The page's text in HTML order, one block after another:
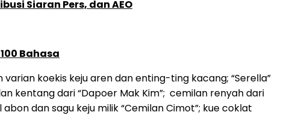
Siaran Pers, dan AEO
Bahasa
varian koekis keju aren dan enting-ting kacang; “Serella”
kentang dari “Dapoer Mak Kim”; cemilan renyah dari
dan sagu keju milik “Cemilan Cimot”; kue coklat